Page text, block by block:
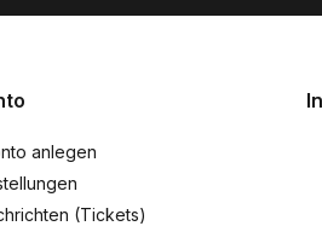
anlegen
(Tickets)